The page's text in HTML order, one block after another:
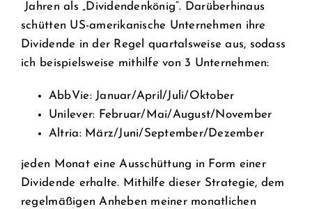
Jahren als „Dividendenkönig“. Darüberhinaus
schütten US-amerikanische Unternehmen ihre
Dividende in der Regel quartalsweise aus, sodass
ich beispielsweise mithilfe von 3 Unternehmen:
AbbVie: Januar/April/Juli/Oktober
Unilever: Februar/Mai/August/November
Altria: März/Juni/September/Dezember
jeden Monat eine Ausschüttung in Form einer
Dividende erhalte. Mithilfe dieser Strategie, dem
regelmäßigen Anheben meiner monatlichen